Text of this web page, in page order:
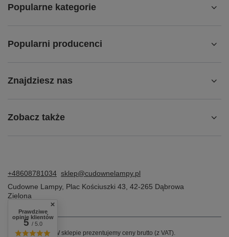
Popularne kategorie
Popularni producenci
Znajdziesz nas
Zobacz także
+48608781034 sklep@cudownelampy.pl
Cudowne Lampy, Plac Kościuszki 43 42-265 Dąbrowa
Zielona
W sklepie prezentujemy ceny brutto (z VAT).
Prawdziwe
opinie klientów
5/ 5.0